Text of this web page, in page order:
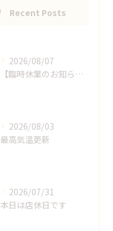
Recent Posts
2026/08/07
【臨時休業のお知らせ】
2026/08/03
最高気温更新
2026/07/31
本日は店休日です